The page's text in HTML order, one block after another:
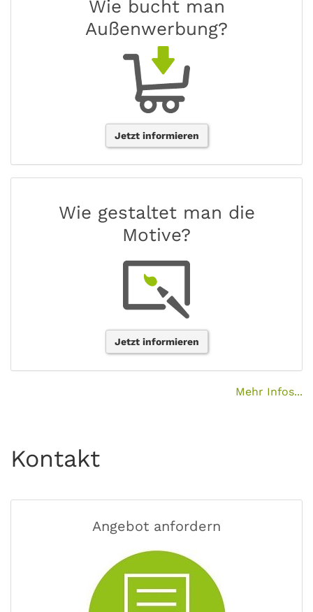
Wie bucht man
Außenwerbung?
Jetzt informieren
Wie gestaltet man die
Motive?
Jetzt informieren
Mehr Infos...
Kontakt
Angebot anfordern